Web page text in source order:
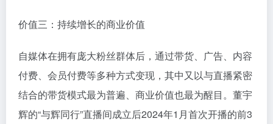
价值三：持续增长的商业价值
自媒体在拥有庞大粉丝群体后，通过带货、广告、内容
付费、会员付费等多种方式变现，其中又以与直播紧密
结合的带货模式最为普遍、商业价值也最为醒目。董宇
辉的“与辉同行”直播间成立后2024年1月首次开播的前3